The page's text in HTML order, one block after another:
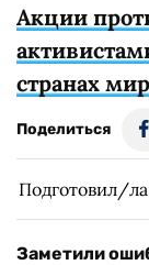
Акции
странах
Поделиться
Подготовил/
Заметили